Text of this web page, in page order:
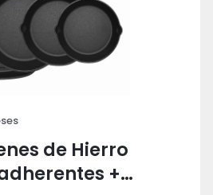
de Hierro
+